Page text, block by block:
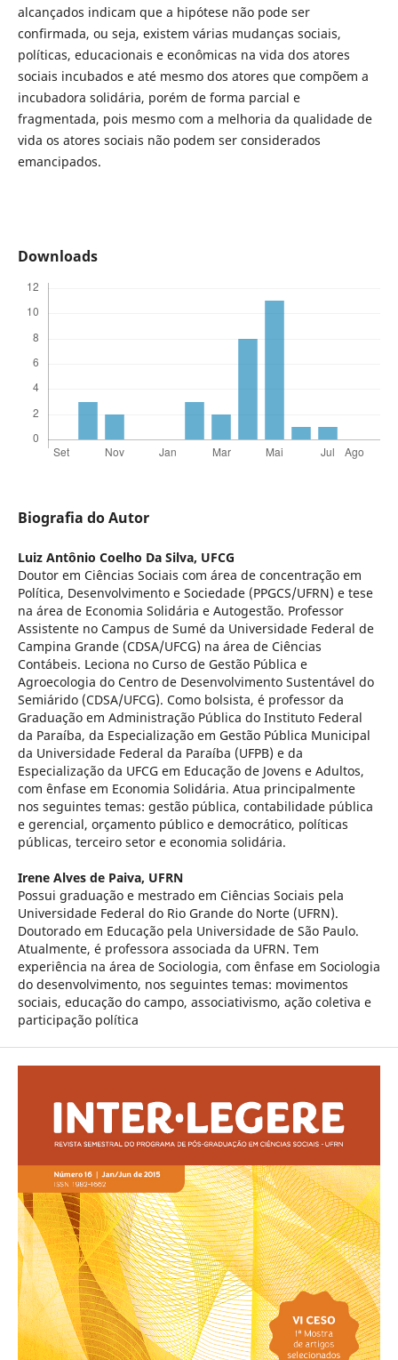
alcançados indicam que a hipótese não pode ser
confirmada, ou seja, existem várias mudanças sociais,
políticas, educacionais e econômicas na vida dos atores
sociais incubados e até mesmo dos atores que compõem a
incubadora solidária, porém de forma parcial e
fragmentada, pois mesmo com a melhoria da qualidade de
vida os atores sociais não podem ser considerados
emancipados.
Downloads
Biografia do Autor
Luiz Antônio Coelho Da Silva, UFCG
Doutor em Ciências Sociais com área de concentração em
Política, Desenvolvimento e Sociedade (PPGCS/UFRN) e tese
na área de Economia Solidária e Autogestão. Professor
Assistente no Campus de Sumé da Universidade Federal de
Campina Grande (CDSA/UFCG) na área de Ciências
Contábeis. Leciona no Curso de Gestão Pública e
Agroecologia do Centro de Desenvolvimento Sustentável do
Semiárido (CDSA/UFCG). Como bolsista, é professor da
Graduação em Administração Pública do Instituto Federal
da Paraíba, da Especialização em Gestão Pública Municipal
da Universidade Federal da Paraíba (UFPB) e da
Especialização da UFCG em Educação de Jovens e Adultos,
com ênfase em Economia Solidária. Atua principalmente
nos seguintes temas: gestão pública, contabilidade pública
e gerencial, orçamento público e democrático, políticas
públicas, terceiro setor e economia solidária.
Irene Alves de Paiva, UFRN
Possui graduação e mestrado em Ciências Sociais pela
Universidade Federal do Rio Grande do Norte (UFRN).
Doutorado em Educação pela Universidade de São Paulo.
Atualmente, é professora associada da UFRN. Tem
experiência na área de Sociologia, com ênfase em Sociologia
do desenvolvimento, nos seguintes temas: movimentos
sociais, educação do campo, associativismo, ação coletiva e
participação política